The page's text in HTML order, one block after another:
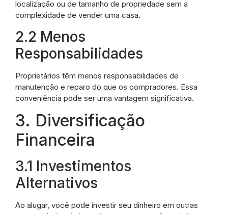
localização ou de tamanho de propriedade sem a
complexidade de vender uma casa.
2.2 Menos
Responsabilidades
Proprietários têm menos responsabilidades de
manutenção e reparo do que os compradores. Essa
conveniência pode ser uma vantagem significativa.
3. Diversificação
Financeira
3.1 Investimentos
Alternativos
Ao alugar, você pode investir seu dinheiro em outras